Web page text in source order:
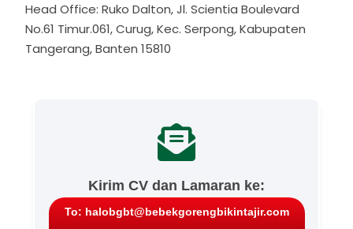
Head Office: Ruko Dalton, Jl. Scientia Boulevard
No.61 Timur.061, Curug, Kec. Serpong, Kabupaten
Tangerang, Banten 15810
Kirim CV dan Lamaran ke:
To: halobgbt@bebekgorengbikintajir.com